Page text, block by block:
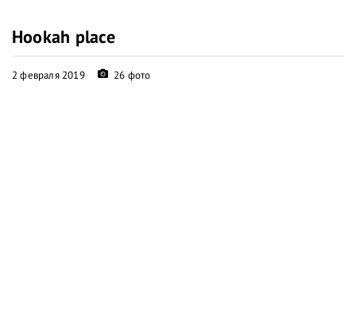
Hookah place
2 февраля 2019 26 фото